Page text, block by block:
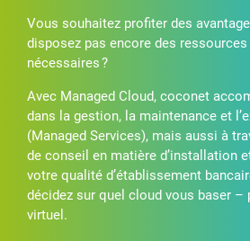
Vous souhaitez profiter des
disposez pas encore des
nécessaires ?
Avec Managed Cloud, coconet
dans la gestion, la maintenance et
(Managed Services), mais aussi à
de conseil en matière d’installation
votre qualité d’établissement
décidez sur quel cloud vous baser –
virtuel.